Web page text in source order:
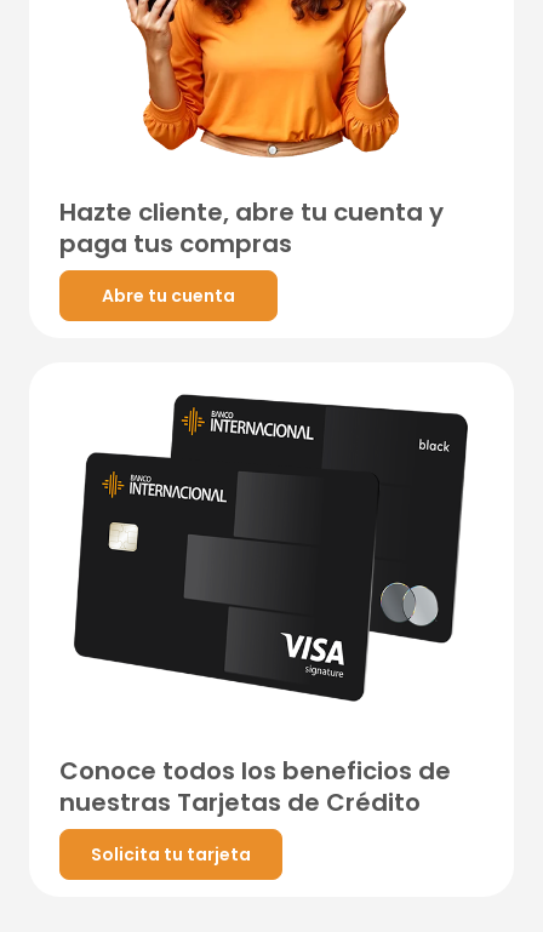
Hazte cliente, abre tu cuenta y
paga tus compras
Abre tu cuenta
Conoce todos los beneficios de
nuestras Tarjetas de Crédito
Solicita tu tarjeta